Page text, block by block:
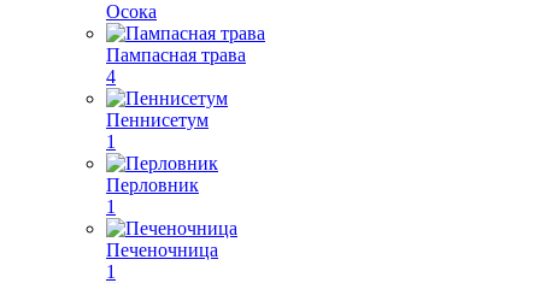
Осока
Пампасная трава
4
Пеннисетум
1
Перловник
1
Печеночница
1